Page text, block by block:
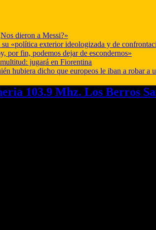
dieron a Messi?»
«política exterior ideologizada y de
por fin, podemos dejar de escondernos»
jugará en Fiorentina
hubiera dicho que europeos le iban a robar a
103.9 Mhz. Los Berros